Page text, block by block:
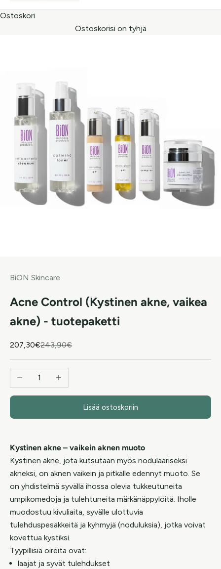
Ostoskori
Ostoskorisi on tyhjä
BiON Skincare
Acne Control (Kystinen akne, vaikea
akne) - tuotepaketti
Alennushinta
207,30€Normaali hinta
243,90€
Vähennä määrääLisää määrää
Lisää ostoskoriin
Kystinen akne – vaikein aknen muoto
Kystinen akne, jota kutsutaan myös nodulaariseksi
akneksi, on aknen vaikein ja pitkälle edennyt muoto. Se
on yhdistelmä syvällä ihossa olevia tukkeutuneita
umpikomedoja ja tulehtuneita märkänäppylöitä. Iholle
muodostuu kivuliaita, syvälle ulottuvia
tulehduspesäkkeitä ja kyhmyjä (noduluksia), jotka voivat
kovettua kystiksi.
Tyypillisiä oireita ovat:
laajat ja syvät tulehdukset